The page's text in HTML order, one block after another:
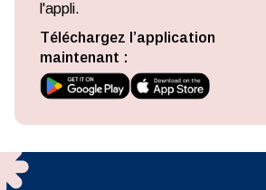
l'appli.
Téléchargez l’application
maintenant :